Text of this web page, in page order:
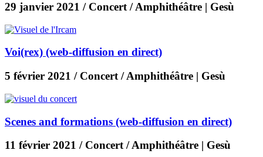
29 janvier 2021 / Concert / Amphithéâtre | Gesù
Voi(rex) (web-diffusion en direct)
5 février 2021 / Concert / Amphithéâtre | Gesù
Scenes and formations (web-diffusion en direct)
11 février 2021 / Concert / Amphithéâtre | Gesù